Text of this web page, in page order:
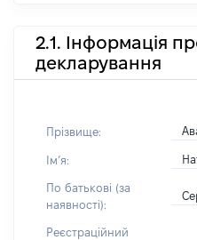
2.1. Інформація
декларування
Прізвище:
Імʼя:
По батькові (за
наявності):
Реєстраційний